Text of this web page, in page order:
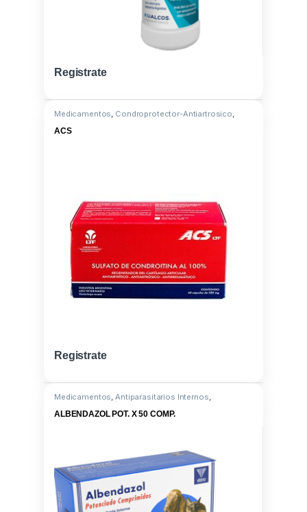
Registrate
Medicamentos Condroprotector-Antiartrosico
Condroitin sulf. al 100%
ACS
Registrate
Medicamentos Antiparasitarios Internos
Albendazol 500/ Prazicuantel 50
ALBENDAZOL POT. X 50 COMP.